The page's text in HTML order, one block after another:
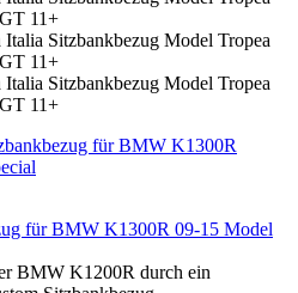
für BMW K1300R 09-15 Model
BMW K1200R durch ein